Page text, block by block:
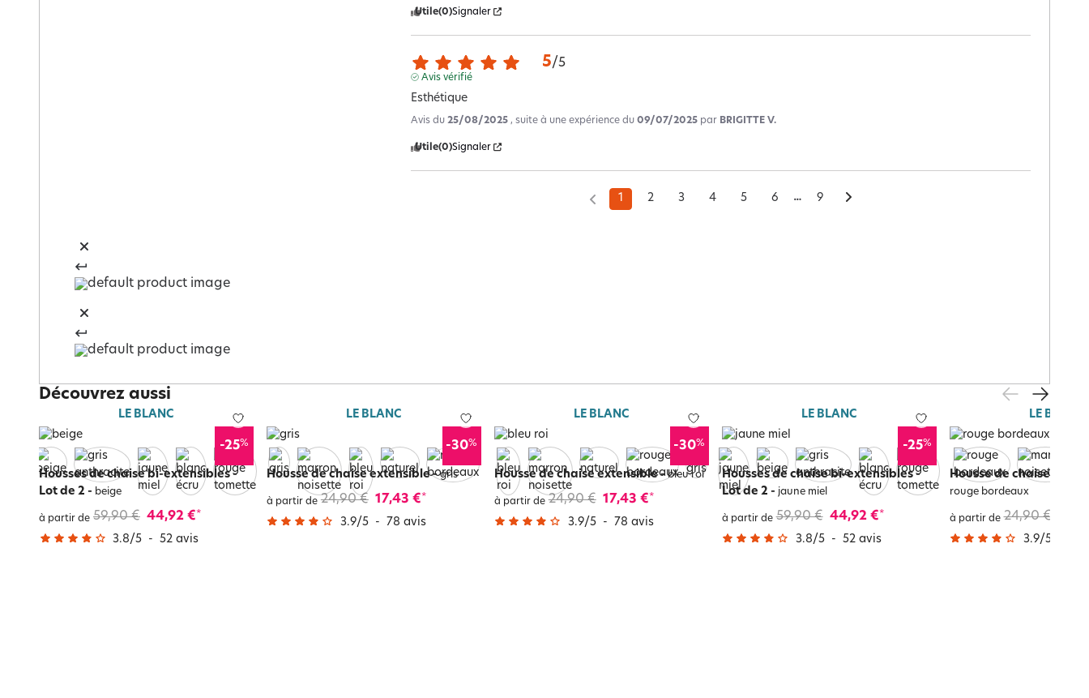
Utile(0)Signaler
5/5
Avis vérifié
Esthétique
Avis du25/08/2025 , suite à une expérience du09/07/2025 par BRIGITTE V.
Utile(0)Signaler
1 2 3 4 5 6 9
Découvrez aussi
LE BLANC
-25%
Housses de chaise bi-extensibles -
Lot de 2 - beige
à partir de 59,90 € 44,92 €*
3.8/5 - 52 avis
LE BLANC
-30%
Housse de chaise extensible-gris
à partir de 24,90 € 17,43 €*
3.9/5 - 78 avis
LE BLANC
-30%
Housse de chaise extensible-bleu roi
à partir de 24,90 € 17,43 €*
3.9/5 - 78 avis
LE BLANC
-25%
Housses de chaise bi-extensibles -
Lot de 2 - jaune miel
à partir de 59,90 € 44,92 €*
3.8/5 - 52 avis
LE BLANC
Housse de chaise
rouge bordeaux
à partir de 24,90 €
3.9/5